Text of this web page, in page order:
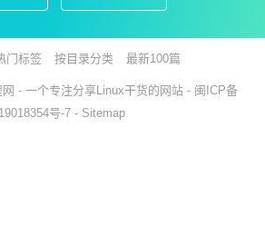
门标签 按目录分类 最新100篇
- 一个专注分享Linux干货的网站 - 闽ICP备
19018354号-7 - Sitemap